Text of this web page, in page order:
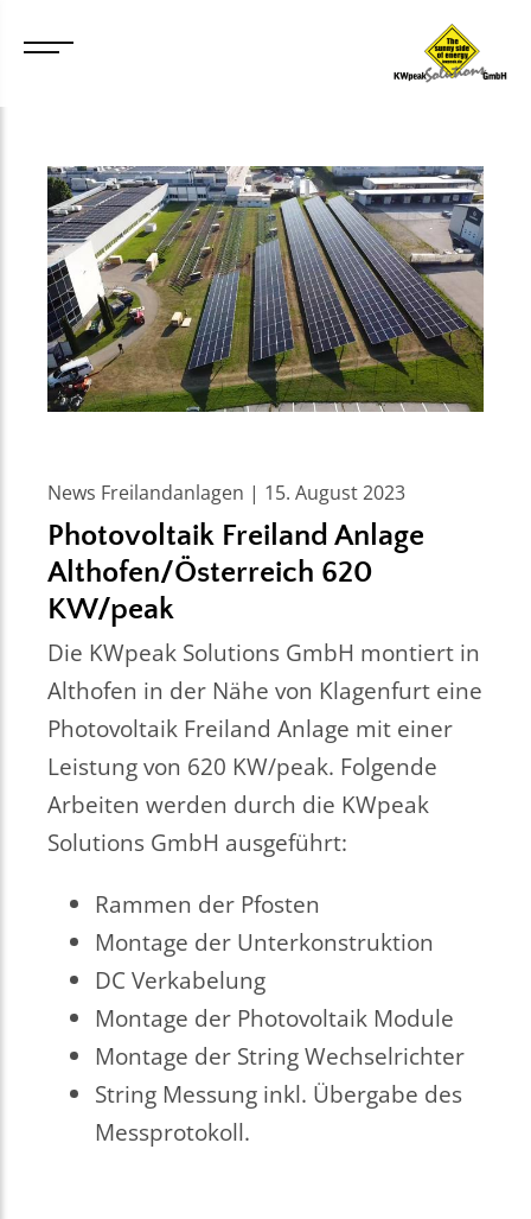
News Freilandanlagen | 15. August 2023
Photovoltaik Freiland Anlage
Althofen/Österreich 620
KW/peak
Die KWpeak Solutions GmbH montiert in
Althofen in der Nähe von Klagenfurt eine
Photovoltaik Freiland Anlage mit einer
Leistung von 620 KW/peak. Folgende
Arbeiten werden durch die KWpeak
Solutions GmbH ausgeführt:
Rammen der Pfosten
Montage der Unterkonstruktion
DC Verkabelung
Montage der Photovoltaik Module
Montage der String Wechselrichter
String Messung inkl. Übergabe des
Messprotokoll.